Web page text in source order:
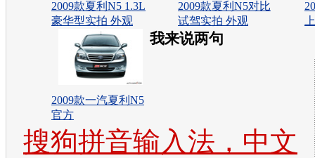
2009款夏利N5 1.3L
豪华型实拍 外观
2009款夏利N5对比
试驾实拍 外观
2009款一汽夏利N5
官方
我来说两句
搜狗拼音输入法，中文